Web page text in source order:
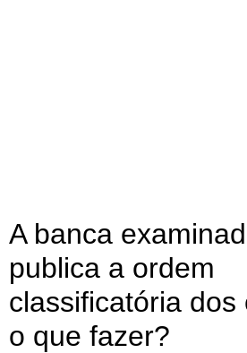
A banca
publica a ordem
classificatória dos
o que fazer?